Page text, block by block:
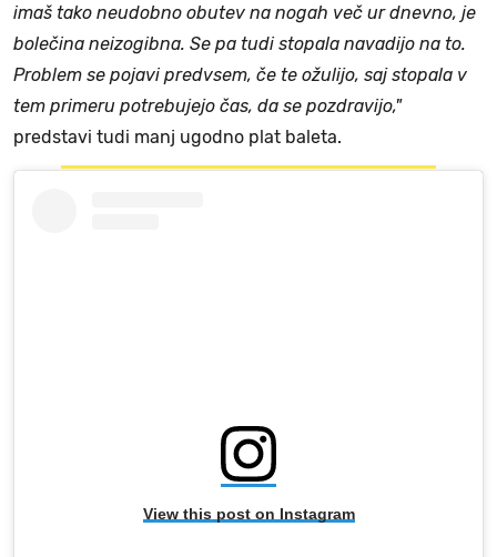
imaš tako neudobno obutev na nogah več ur dnevno, je
bolečina neizogibna. Se pa tudi stopala navadijo na to.
Problem se pojavi predvsem, če te ožulijo, saj stopala v
tem primeru potrebujejo čas, da se pozdravijo,"
predstavi tudi manj ugodno plat baleta.
View this post on Instagram